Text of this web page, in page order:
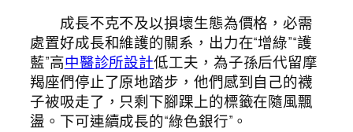
成長不克不及以損壞生態為價格，必需
處置好成長和維護的關系，出力在“增綠”“護
藍”高中醫診所設計低工夫，為子孫后代留摩
羯座們停止了原地踏步，他們感到自己的襪
子被吸走了，只剩下腳踝上的標籤在隨風飄
盪。下可連續成長的“綠色銀行”。